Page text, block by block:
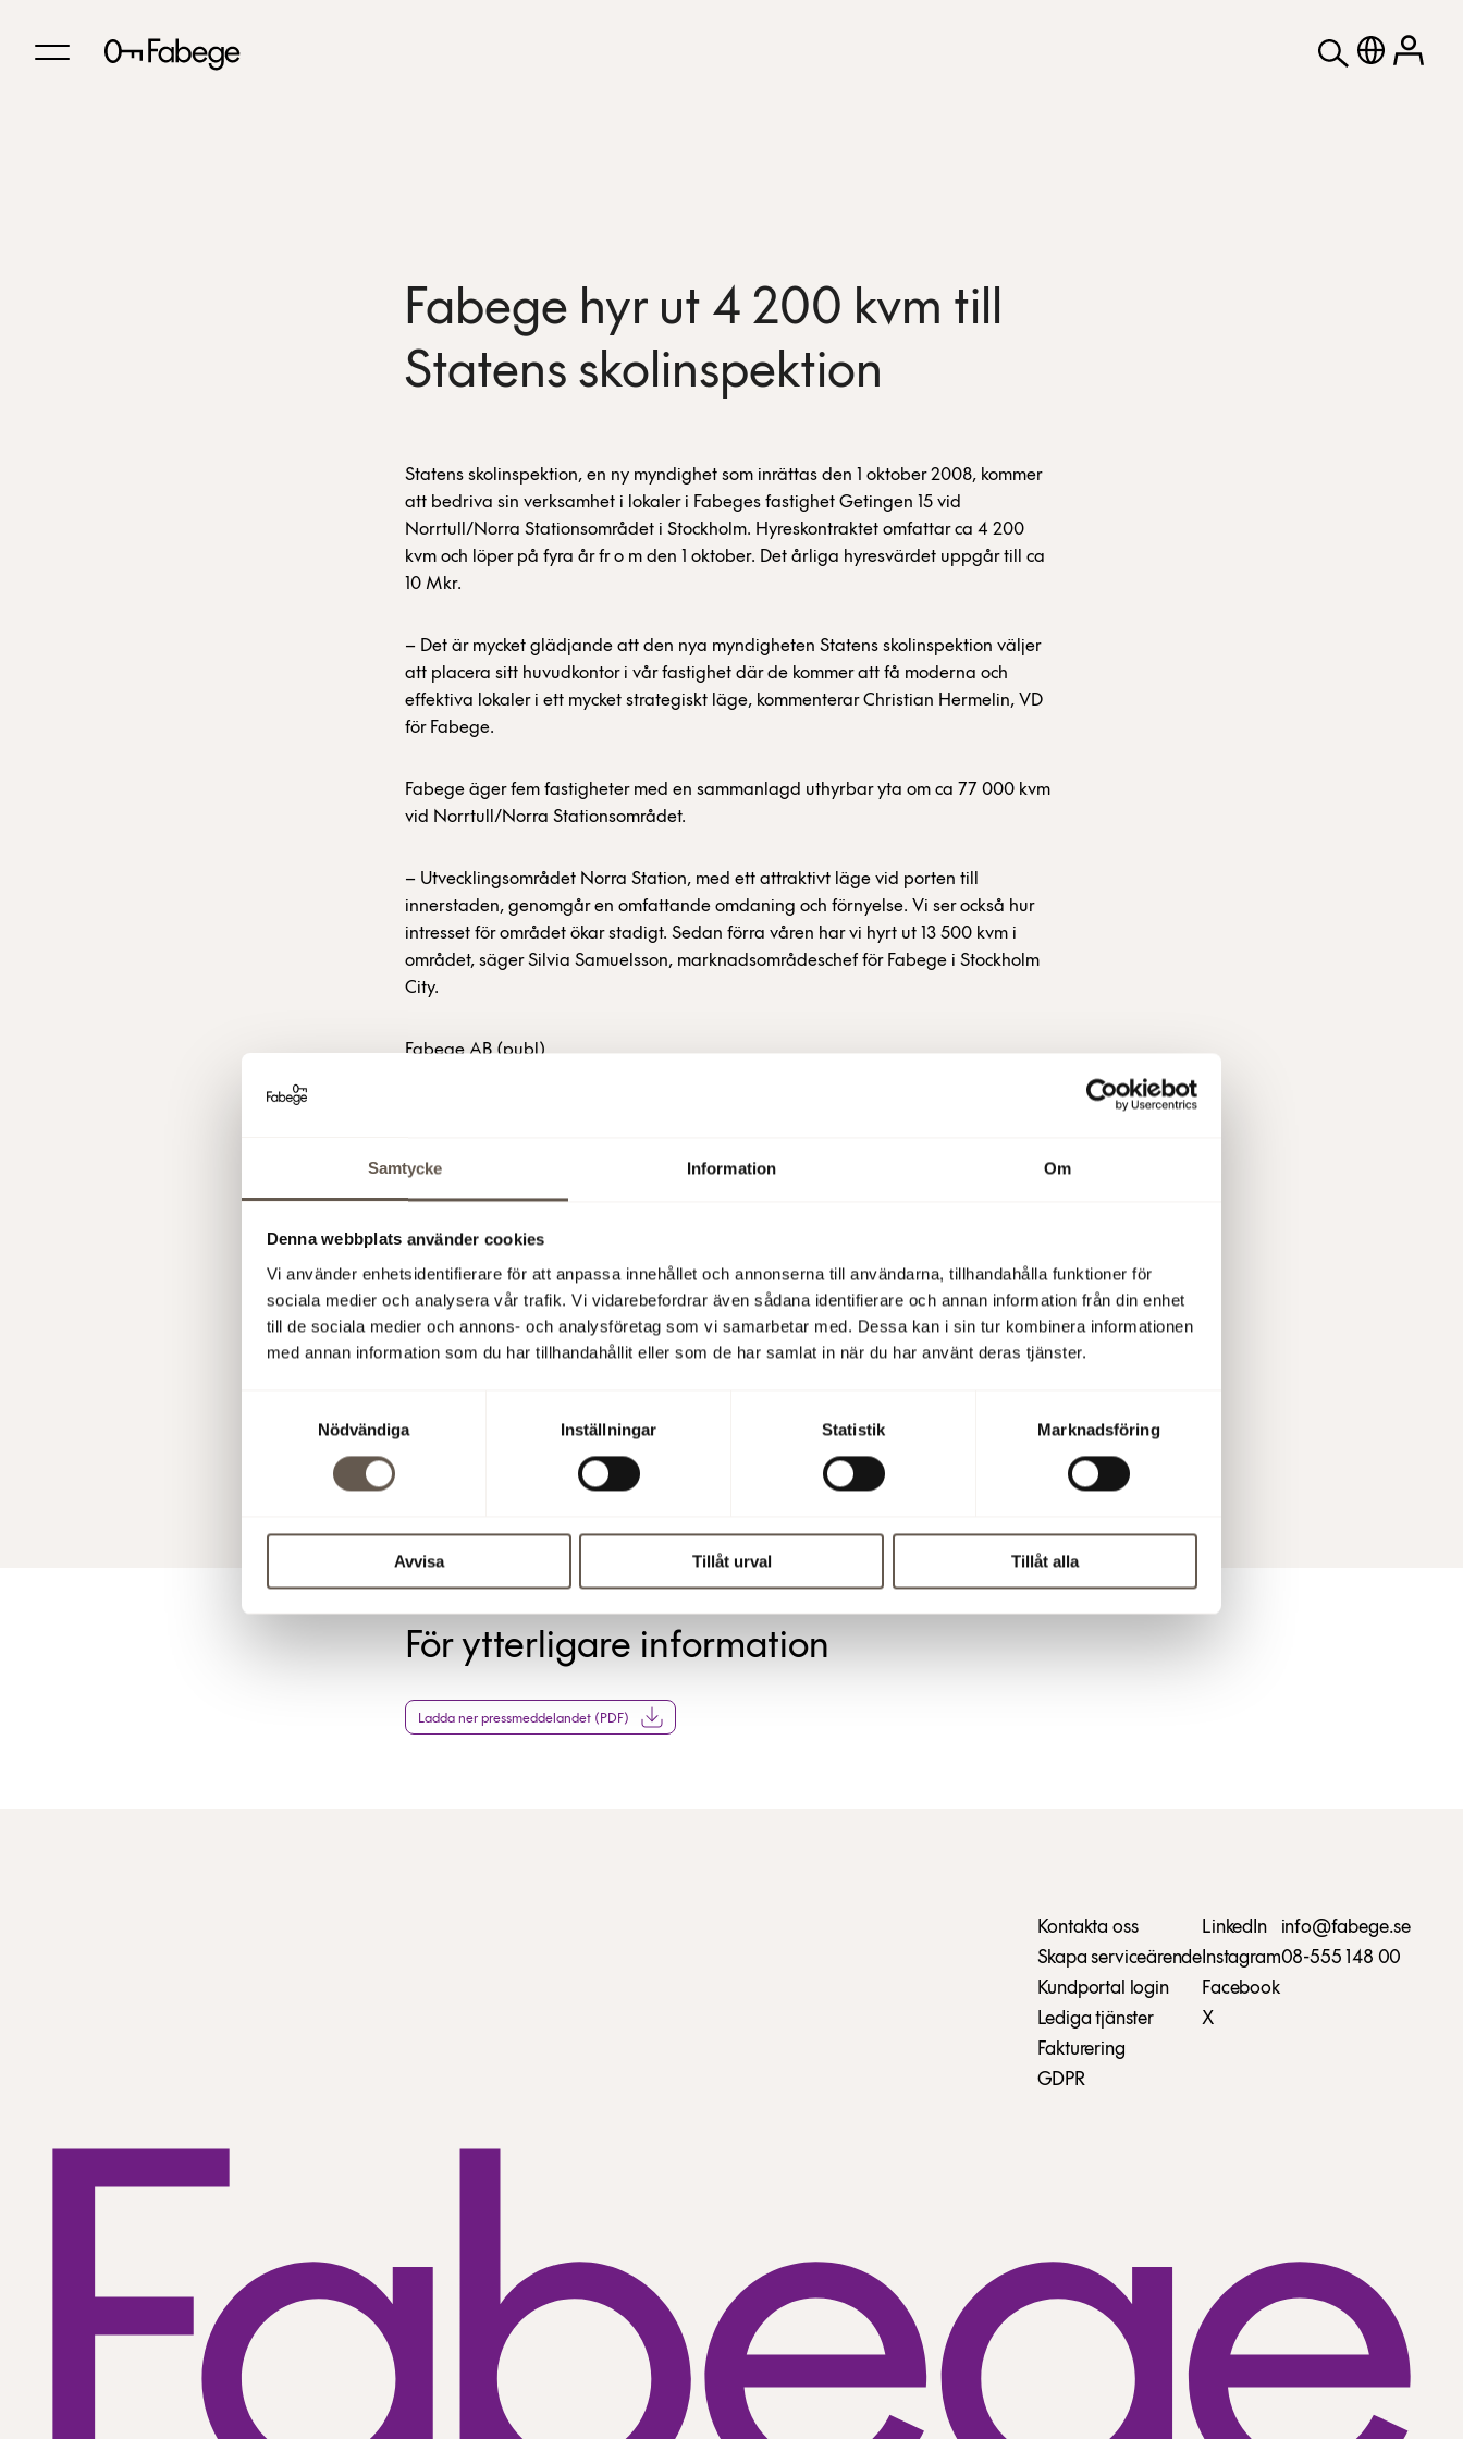
Samtycke Information Om
Denna webbplats använder cookies
Vi använder enhetsidentifierare för att anpassa innehållet och annonserna till användarna, tillhandahålla funktioner för
sociala medier och analysera vår trafik. Vi vidarebefordrar även sådana identifierare och annan information från din enhet
till de sociala medier och annons- och analysföretag som vi samarbetar med. Dessa kan i sin tur kombinera informationen
med annan information som du har tillhandahållit eller som de har samlat in när du har använt deras tjänster.
Nödvändiga
Inställningar Statistik Marknadsföring
Avvisa Tillåt urval Tillåt alla
Fabege hyr ut 4 200 kvm till
Statens skolinspektion
Statens skolinspektion, en ny myndighet som inrättas den 1 oktober 2008, kommer
att bedriva sin verksamhet i lokaler i Fabeges fastighet Getingen 15 vid
Norrtull/Norra Stationsområdet i Stockholm. Hyreskontraktet omfattar ca 4 200
kvm och löper på fyra år fr o m den 1 oktober. Det årliga hyresvärdet uppgår till ca
10 Mkr.
– Det är mycket glädjande att den nya myndigheten Statens skolinspektion väljer
att placera sitt huvudkontor i vår fastighet där de kommer att få moderna och
effektiva lokaler i ett mycket strategiskt läge, kommenterar Christian Hermelin, VD
för Fabege.
Fabege äger fem fastigheter med en sammanlagd uthyrbar yta om ca 77 000 kvm
vid Norrtull/Norra Stationsområdet.
– Utvecklingsområdet Norra Station, med ett attraktivt läge vid porten till
innerstaden, genomgår en omfattande omdaning och förnyelse. Vi ser också hur
intresset för området ökar stadigt. Sedan förra våren har vi hyrt ut 13 500 kvm i
området, säger Silvia Samuelsson, marknadsområdeschef för Fabege i Stockholm
City.
Fabege AB (publ)
Christian Hermelin, VD, tel 08-555 148 25, 0733-87 18 25
Åsa Bergström, ekonomi- och finanschef, tel 08-555 148 29, 070-666 13 80
Mats Berg, informationschef, tel 08-555 148 20, 0733-87 18 20
Denna information är sådan som Fabege AB (publ) kan vara skyldigt att
den 26 juni 2008.
För ytterligare information
Ladda ner pressmeddelandet (PDF)
Kontakta oss
Skapa serviceärende
Kundportal login
Lediga tjänster
Fakturering
GDPR
LinkedIn
Instagram
Facebook
X
info@fabege.se
08-555 148 00